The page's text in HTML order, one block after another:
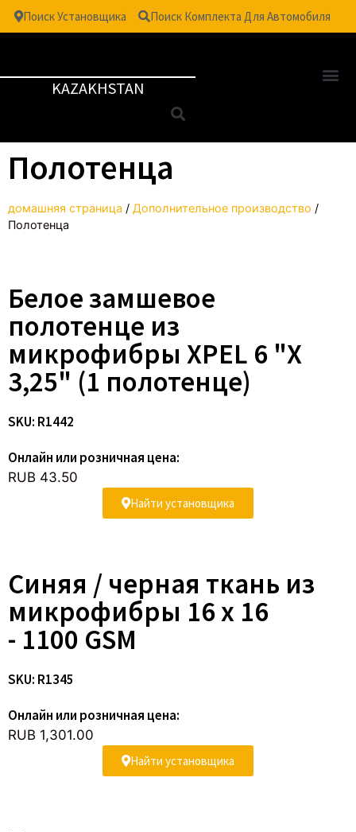
Поиск Установщика Поиск Комплекта Для Автомобиля
KAZAKHSTAN
Полотенца
домашняя страница / Дополнительное производство /
Полотенца
Белое замшевое
полотенце из
микрофибры XPEL 6 "X
3,25" (1 полотенце)
SKU: R1442
Онлайн или розничная цена:
RUB 43.50
Найти установщика
Синяя / черная ткань из
микрофибры 16 x 16
- 1100 GSM
SKU: R1345
Онлайн или розничная цена:
RUB 1,301.00
Найти установщика